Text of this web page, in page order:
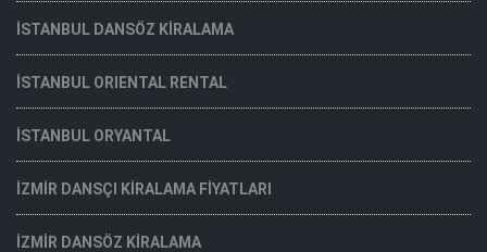
İSTANBUL DANSÖZ KİRALAMA
İSTANBUL ORIENTAL RENTAL
İSTANBUL ORYANTAL
İZMİR DANSÇI KİRALAMA FİYATLARI
İZMİR DANSÖZ KİRALAMA